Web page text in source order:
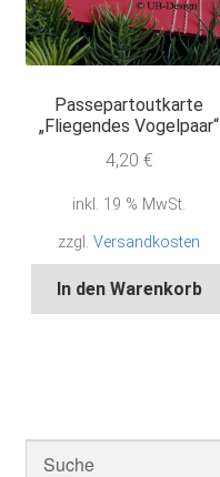
Passepartoutkarte
„Fliegendes Vogelpaar“
4,20 €
inkl. 19 % MwSt.
zzgl.Versandkosten
In den Warenkorb